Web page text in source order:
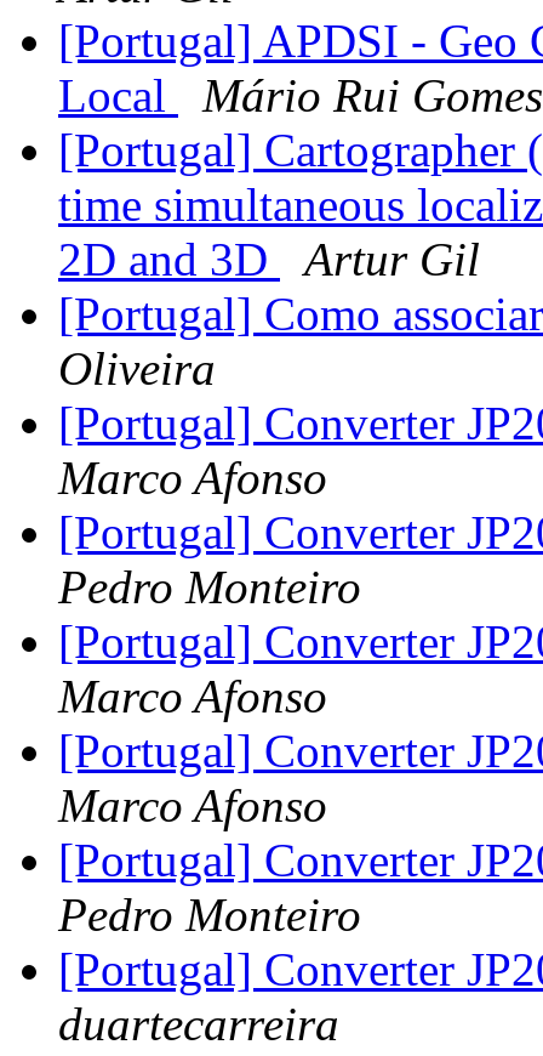
[Portugal] APDSI - Geo
Local
Mário Rui Gomes
[Portugal] Cartographer
time simultaneous
2D and 3D
Artur Gil
[Portugal] Como
Oliveira
[Portugal] Converter
Marco Afonso
[Portugal] Converter
Pedro Monteiro
[Portugal] Converter
Marco Afonso
[Portugal] Converter
Marco Afonso
[Portugal] Converter
Pedro Monteiro
[Portugal] Converter
duartecarreira